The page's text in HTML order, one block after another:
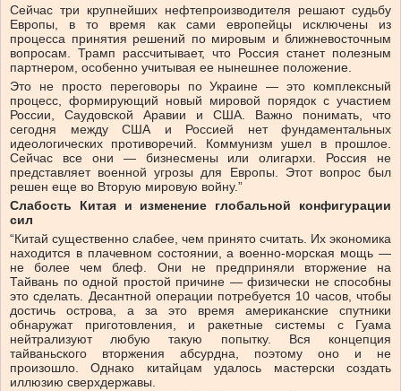
Сейчас три крупнейших нефтепроизводителя решают судьбу
Европы, в то время как сами европейцы исключены из
процесса принятия решений по мировым и ближневосточным
вопросам. Трамп рассчитывает, что Россия станет полезным
партнером, особенно учитывая ее нынешнее положение.
Это не просто переговоры по Украине — это комплексный
процесс, формирующий новый мировой порядок с участием
России, Саудовской Аравии и США. Важно понимать, что
сегодня между США и Россией нет фундаментальных
идеологических противоречий. Коммунизм ушел в прошлое.
Сейчас все они — бизнесмены или олигархи. Россия не
представляет военной угрозы для Европы. Этот вопрос был
решен еще во Вторую мировую войну.”
Слабость Китая и изменение глобальной конфигурации
сил
“Китай существенно слабее, чем принято считать. Их экономика
находится в плачевном состоянии, а военно-морская мощь —
не более чем блеф. Они не предприняли вторжение на
Тайвань по одной простой причине — физически не способны
это сделать. Десантной операции потребуется 10 часов, чтобы
достичь острова, а за это время американские спутники
обнаружат приготовления, и ракетные системы с Гуама
нейтрализуют любую такую попытку. Вся концепция
тайваньского вторжения абсурдна, поэтому оно и не
произошло. Однако китайцам удалось мастерски создать
иллюзию сверхдержавы.